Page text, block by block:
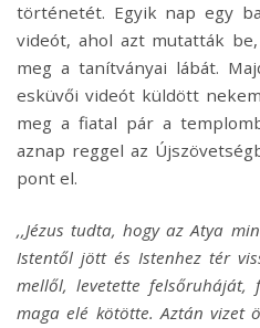
történetét. Egyik nap egy
videót, ahol azt mutatták
meg a tanítványai lábát.
esküvői videót küldött
meg a fiatal pár a
aznap reggel az
pont el.
,,Jézus tudta, hogy az Atya
Istentől jött és Istenhez tér
mellől, levetette felsőruháját,
maga elé kötötte.Aztán vizet